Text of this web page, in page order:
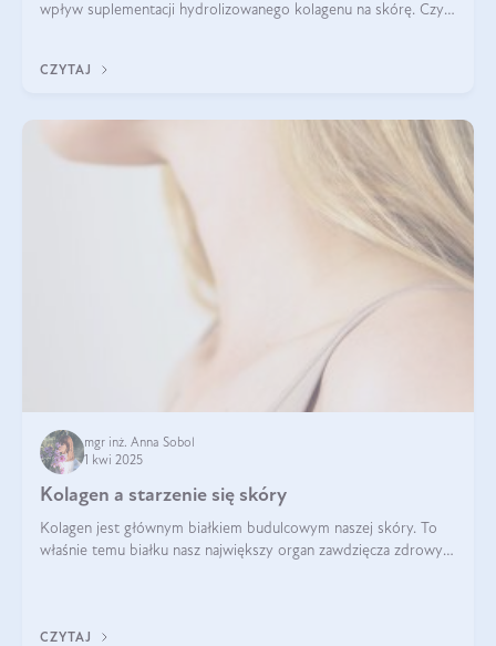
wpływ suplementacji hydrolizowanego kolagenu na skórę. Czy
CZYTAJ
mgr inż. Anna Sobol
1 kwi 2025
Kolagen a starzenie się skóry
Kolagen jest głównym białkiem budulcowym naszej skóry. To
właśnie temu białku nasz największy organ zawdzięcza zdrowy
CZYTAJ